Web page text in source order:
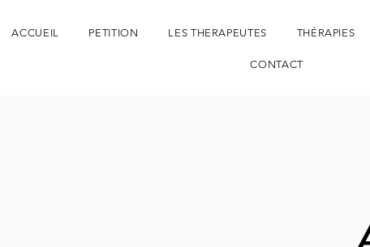
ACCUEIL PETITION LES THERAPEUTES THÉRAPIES
CONTACT